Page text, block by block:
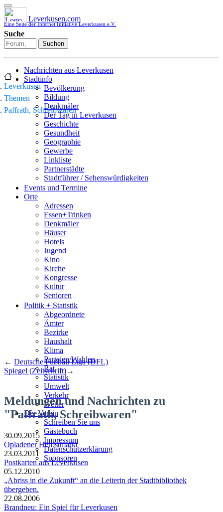
Leverkusen.com
Eine Seite der Internet Initiative Leverkusen e.V.
Suche
Suchen
Nachrichten aus Leverkusen
Stadtinfo
Bevölkerung
Bildung
Denkmäler
Der Tag in Leverkusen
Geschichte
Gesundheit
Geographie
Gewerbe
Linkliste
Partnerstädte
Stadtführer / Sehenswürdigkeiten
Stadtplan
Sport
Who is who
Wohnen
Events und Termine
Orte
Adressen
Essen+Trinken
Denkmäler
Häuser
Hotels
Jugend
Kino
Kirche
Kongresse
Kultur
Senioren
Stadtführer
Straßen
Politik + Statistik
Abgeordnete
Ämter
Bezirke
Haushalt
Klima
Parteien/Wahlen
Rat
Statistik
Umwelt
Verkehr
Wetter
Der Verein
Schreiben Sie uns
Gästebuch
Impressum
Datenschutzerklärung
Sponsoren
Leverkusen
Themen
Paffrath, Schreibwaren
← Deutsche Fußball Liga (DFL)
Spiegel (Zeitschrift)→
Meldungen und Nachrichten zu
"Paffrath, Schreibwaren"
30.09.2015
Opladener Herbstmarkt
23.03.2011
Postkarten aus Leverkusen
05.12.2010
„Abriss in die Zukunft“ an die Leiterin der Stadtbibliothek
übergeben.
22.08.2006
Brandneu: Ein Spiel für Leverkusen